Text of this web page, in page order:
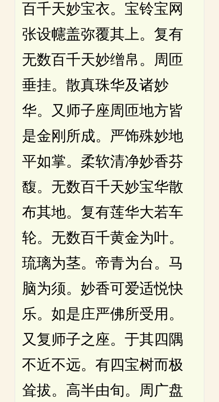
百千天妙宝衣。宝铃宝网
张设幰盖弥覆其上。复有
无数百千天妙缯帛。周匝
垂挂。散真珠华及诸妙
华。又师子座周匝地方皆
是金刚所成。严饰殊妙地
平如掌。柔软清净妙香芬
馥。无数百千天妙宝华散
布其地。复有莲华大若车
轮。无数百千黄金为叶。
琉璃为茎。帝青为台。马
脑为须。妙香可爱适悦快
乐。如是庄严佛所受用。
又复师子之座。于其四隅
不近不远。有四宝树而极
耸拔。高半由旬。周广盘